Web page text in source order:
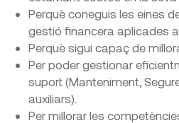
Perquè coneguis les eines
gestió financera aplicades
Perquè sigui capaç de
Per poder gestionar
suport (Manteniment,
auxiliars).
Per millorar les